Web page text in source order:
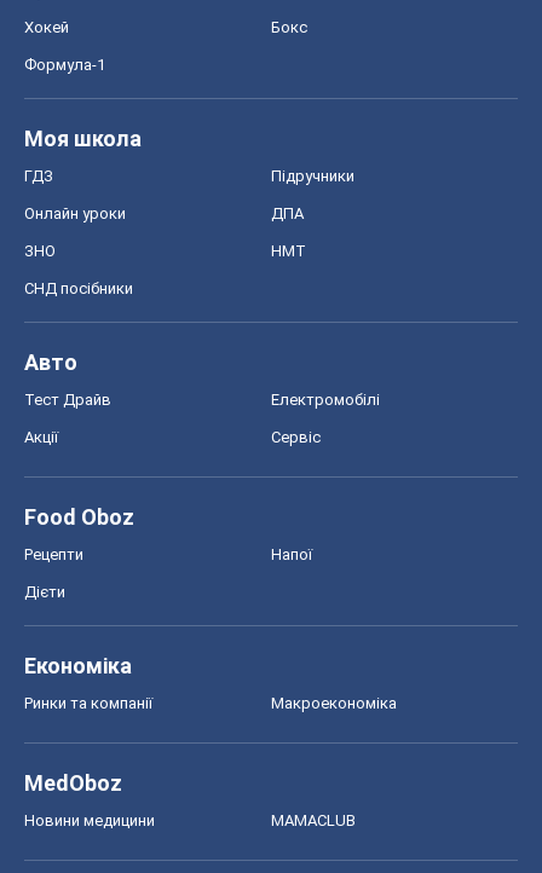
Хокей Бокс
Формула-1
Моя школа
ГДЗ Підручники
Онлайн уроки ДПА
ЗНО НМТ
СНД посібники
Авто
Тест Драйв Електромобілі
Акції Сервіс
Food Oboz
Рецепти Напої
Дієти
Економіка
Ринки та компанії Макроекономіка
MedOboz
Новини медицини MAMACLUB